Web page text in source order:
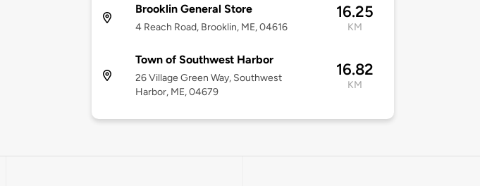
Brooklin General Store
4 Reach Road, Brooklin, ME, 04616
16.25
KM
Town of Southwest Harbor
26 Village Green Way, Southwest
Harbor, ME, 04679
16.82
KM